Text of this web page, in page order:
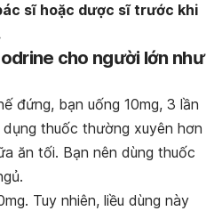
sĩ hoặc dược sĩ trước khi
cho người lớn như
đứng, bạn uống 10mg, 3 lần
thuốc thường xuyên hơn
ăn tối. Bạn nên dùng thuốc
Tuy nhiên, liều dùng này